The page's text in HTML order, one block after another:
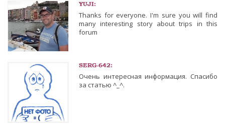
YUJI:
Thanks for everyone. I'm sure you will find
many interesting story about trips in this
forum
SERG-642:
Очень интересная информация. Спасибо
за статью ^_^.